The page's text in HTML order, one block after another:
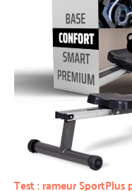
Test : rameur